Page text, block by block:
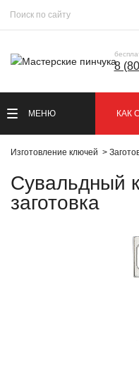
8
МЕНЮ КАК
Изготовление ключей
Сувальдный
заготовка